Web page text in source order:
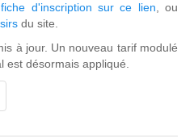
d'inscription sur ce lien , ou
du site.
à jour. Un nouveau tarif modulé
est désormais appliqué.